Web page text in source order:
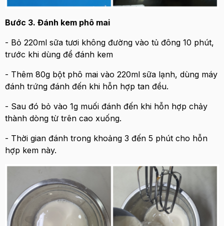
Bước 3. Đánh kem phô mai
- Bỏ 220ml sữa tươi không đường vào tủ đông 10 phút,
trước khi dùng để đánh kem
- Thêm 80g bột phô mai vào 220ml sữa lạnh, dùng máy
đánh trứng đánh đến khi hỗn hợp tan đều.
- Sau đó bỏ vào 1g muối đánh đến khi hỗn hợp chảy
thành dòng từ trên cao xuống.
- Thời gian đánh trong khoảng 3 đến 5 phút cho hỗn
hợp kem này.